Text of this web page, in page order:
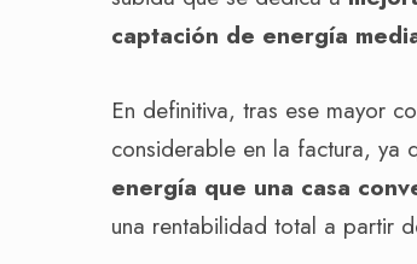
captación de energía
En definitiva, tras ese mayor
considerable en la factura, ya
energía que una casa
una rentabilidad total a partir